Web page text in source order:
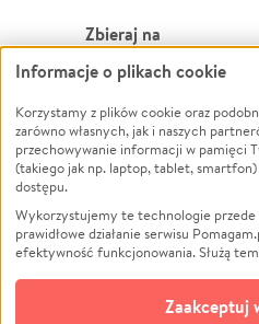
Zbieraj na
Leczenie
Zwierzęta
Pożar
Ukraina
Pomoc Finansowa
Projekty
Pogrzeb
Społeczność lokalna
Informacje o plikach cookie
Korzystamy z plików cookie oraz
zarówno własnych, jak i naszych
przechowywanie informacji w pamięci
(takiego jak np. laptop, tablet,
dostępu.
Wykorzystujemy te technologie przede
prawidłowe działanie serwisu
efektywność funkcjonowania. Służą
opcjonalnych
technologii do celów analitycznych i
Zaakceptuj